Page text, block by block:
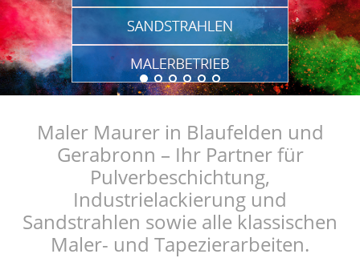
Maler Maurer in Blaufelden und
Gerabronn – Ihr Partner für
Pulverbeschichtung,
Industrielackierung und
Sandstrahlen sowie alle klassischen
Maler- und Tapezierarbeiten.